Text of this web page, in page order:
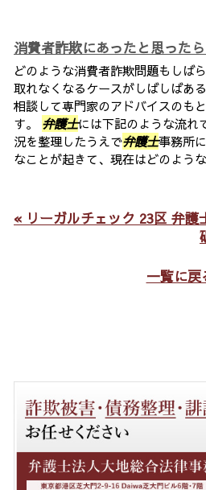
消費者詐欺にあったと思った
どのような消費者詐欺問題もしば
取れなくなるケースがしばしばあ
相談して専門家のアドバイスのも
す。 弁護士には下記のような流
況を整理したうえで弁護士事務所
なことが起きて、現在はどのよう
« リーガルチェック 23区 弁護
一覧に戻